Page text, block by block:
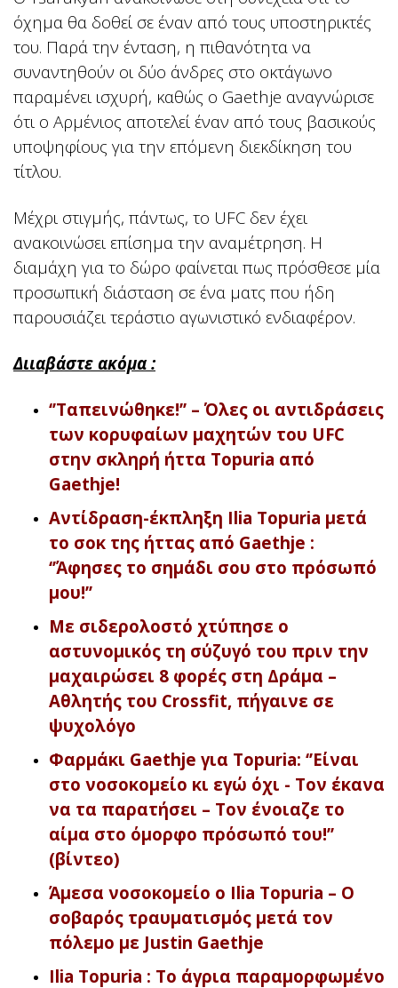
όχημα θα δοθεί σε έναν από τους υποστηρικτές
του. Παρά την ένταση, η πιθανότητα να
συναντηθούν οι δύο άνδρες στο οκτάγωνο
παραμένει ισχυρή, καθώς ο Gaethje αναγνώρισε
ότι ο Αρμένιος αποτελεί έναν από τους βασικούς
υποψηφίους για την επόμενη διεκδίκηση του
τίτλου.
Μέχρι στιγμής, πάντως, το UFC δεν έχει
ανακοινώσει επίσημα την αναμέτρηση. Η
διαμάχη για το δώρο φαίνεται πως πρόσθεσε μία
προσωπική διάσταση σε ένα ματς που ήδη
παρουσιάζει τεράστιο αγωνιστικό ενδιαφέρον.
Διιαβάστε ακόμα :
‘’Ταπεινώθηκε!’’ – Όλες οι αντιδράσεις
των κορυφαίων μαχητών του UFC
στην σκληρή ήττα Topuria από
Gaethje!
Αντίδραση-έκπληξη Ilia Topuria μετά
το σοκ της ήττας από Gaethje :
‘’Άφησες το σημάδι σου στο πρόσωπό
μου!’’
Με σιδερολοστό χτύπησε ο
αστυνομικός τη σύζυγό του πριν την
μαχαιρώσει 8 φορές στη Δράμα –
Αθλητής του Crossfit, πήγαινε σε
ψυχολόγο
Φαρμάκι Gaethje για Topuria: ‘’Είναι
στο νοσοκομείο κι εγώ όχι - Τον έκανα
να τα παρατήσει – Τον ένοιαζε το
αίμα στο όμορφο πρόσωπό του!’’
(βίντεο)
Άμεσα νοσοκομείο ο Ilia Topuria – Ο
σοβαρός τραυματισμός μετά τον
πόλεμο με Justin Gaethje
Ilia Topuria : Το άγρια παραμορφωμένο